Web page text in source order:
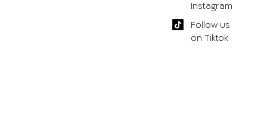
Instagram
Follow us
on Tiktok